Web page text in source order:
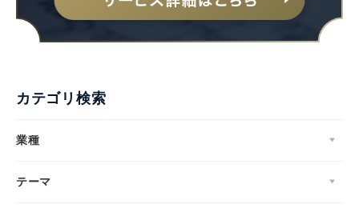
カテゴリ検索
業種
テーマ